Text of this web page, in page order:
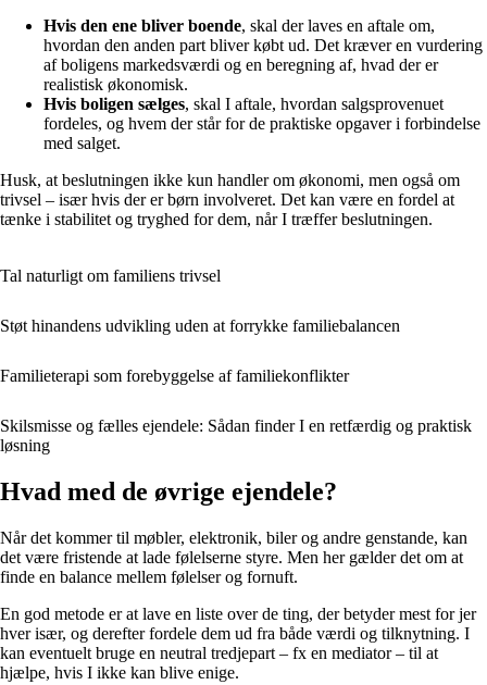
Hvis den ene bliver boende, skal der laves en aftale om,
hvordan den anden part bliver købt ud. Det kræver en vurdering
af boligens markedsværdi og en beregning af, hvad der er
realistisk økonomisk.
Hvis boligen sælges, skal I aftale, hvordan salgsprovenuet
fordeles, og hvem der står for de praktiske opgaver i forbindelse
med salget.
Husk, at beslutningen ikke kun handler om økonomi, men også om
trivsel – især hvis der er børn involveret. Det kan være en fordel at
tænke i stabilitet og tryghed for dem, når I træffer beslutningen.
Tal naturligt om familiens trivsel
Støt hinandens udvikling uden at forrykke familiebalancen
Familieterapi som forebyggelse af familiekonflikter
Skilsmisse og fælles ejendele: Sådan finder I en retfærdig og praktisk
løsning
Hvad med de øvrige ejendele?
Når det kommer til møbler, elektronik, biler og andre genstande, kan
det være fristende at lade følelserne styre. Men her gælder det om at
finde en balance mellem følelser og fornuft.
En god metode er at lave en liste over de ting, der betyder mest for jer
hver især, og derefter fordele dem ud fra både værdi og tilknytning. I
kan eventuelt bruge en neutral tredjepart – fx en mediator – til at
hjælpe, hvis I ikke kan blive enige.